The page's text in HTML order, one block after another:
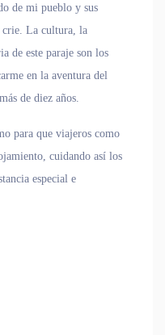
de mi pueblo y sus
crie. La cultura, la
de este paraje son los
en la aventura del
de diez años.
para que viajeros como
cuidando así los
especial e